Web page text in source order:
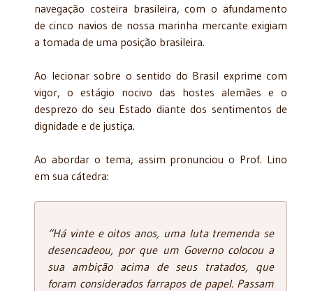
navegação costeira brasileira, com o afundamento
de cinco navios de nossa marinha mercante exigiam
a tomada de uma posição brasileira.
Ao lecionar sobre o sentido do Brasil exprime com
vigor, o estágio nocivo das hostes alemães e o
desprezo do seu Estado diante dos sentimentos de
dignidade e de justiça.
Ao abordar o tema, assim pronunciou o Prof. Lino
em sua cátedra:
“Há vinte e oitos anos, uma luta tremenda se
desencadeou, por que um Governo colocou a
sua ambição acima de seus tratados, que
foram considerados farrapos de papel. Passam